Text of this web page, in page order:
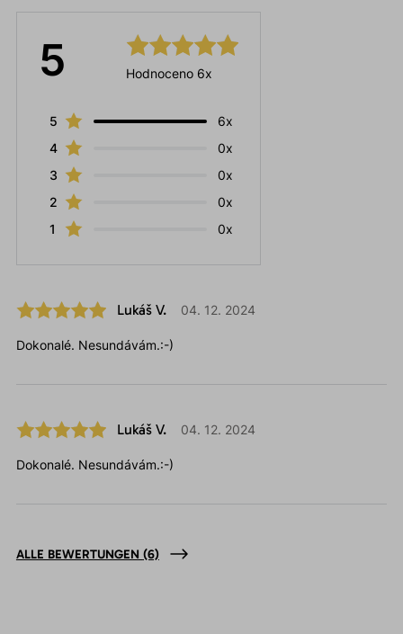
5 Hodnoceno 6x
5
6x
4
0x
3
0x
2
0x
1
0x
Lukáš V. 04. 12. 2024
Dokonalé. Nesundávám.:-)
Lukáš V. 04. 12. 2024
Dokonalé. Nesundávám.:-)
ALLE BEWERTUNGEN (6)